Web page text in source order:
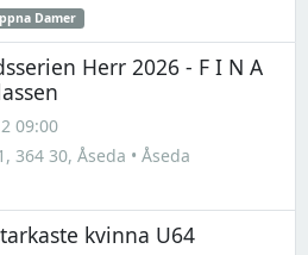
Damer
Herr 2026 - F I N A
09:00
364 30, Åseda • Åseda
kvinna U64